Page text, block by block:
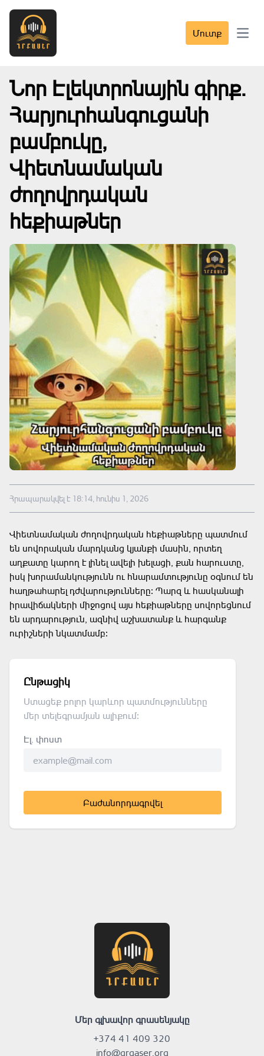
Մուտք Open
Նոր Էլեկտրոնային գիրք․
Հարյուրհանգուցանի
բամբուկը,
Վիետնամական
ժողովրդական
հեքիաթներ
Հրապարակվել է 18:14, հունիս 1, 2026
Վիետնամական ժողովրդական հեքիաթները պատմում
են սովորական մարդկանց կյանքի մասին, որտեղ
աղքատը կարող է լինել ավելի խելացի, քան հարուստը,
իսկ խորամանկությունն ու հնարամտությունը օգնում են
հաղթահարել դժվարությունները։ Պարզ և հասկանալի
իրավիճակների միջոցով այս հեքիաթները սովորեցնում
են արդարություն, ազնիվ աշխատանք և հարգանք
ուրիշների նկատմամբ։
Ընթացիկ
Ստացեք բոլոր կարևոր պատմությունները
մեր տելեգրամյան ալիքում։
Էլ. փոստ
Բաժանորդագրվել
Մեր գլխավոր գրասենյակը
+374 41 409 320
info@grqaser.org